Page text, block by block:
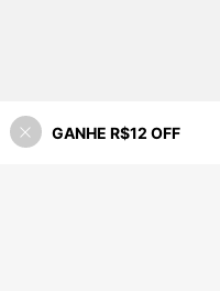
GANHE R$12 OFF